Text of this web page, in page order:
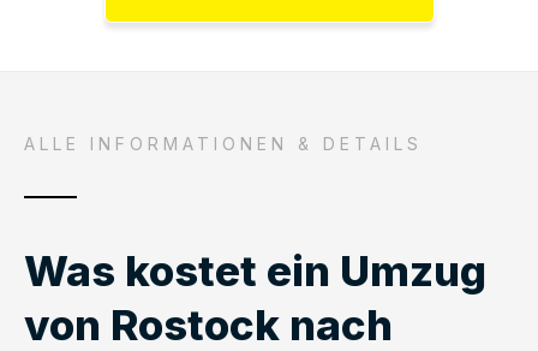
ALLE INFORMATIONEN & DETAILS
Was kostet ein Umzug
von Rostock nach